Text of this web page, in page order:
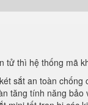
tử thì hệ thống mã
sắt an toàn
tăng tính năng bảo